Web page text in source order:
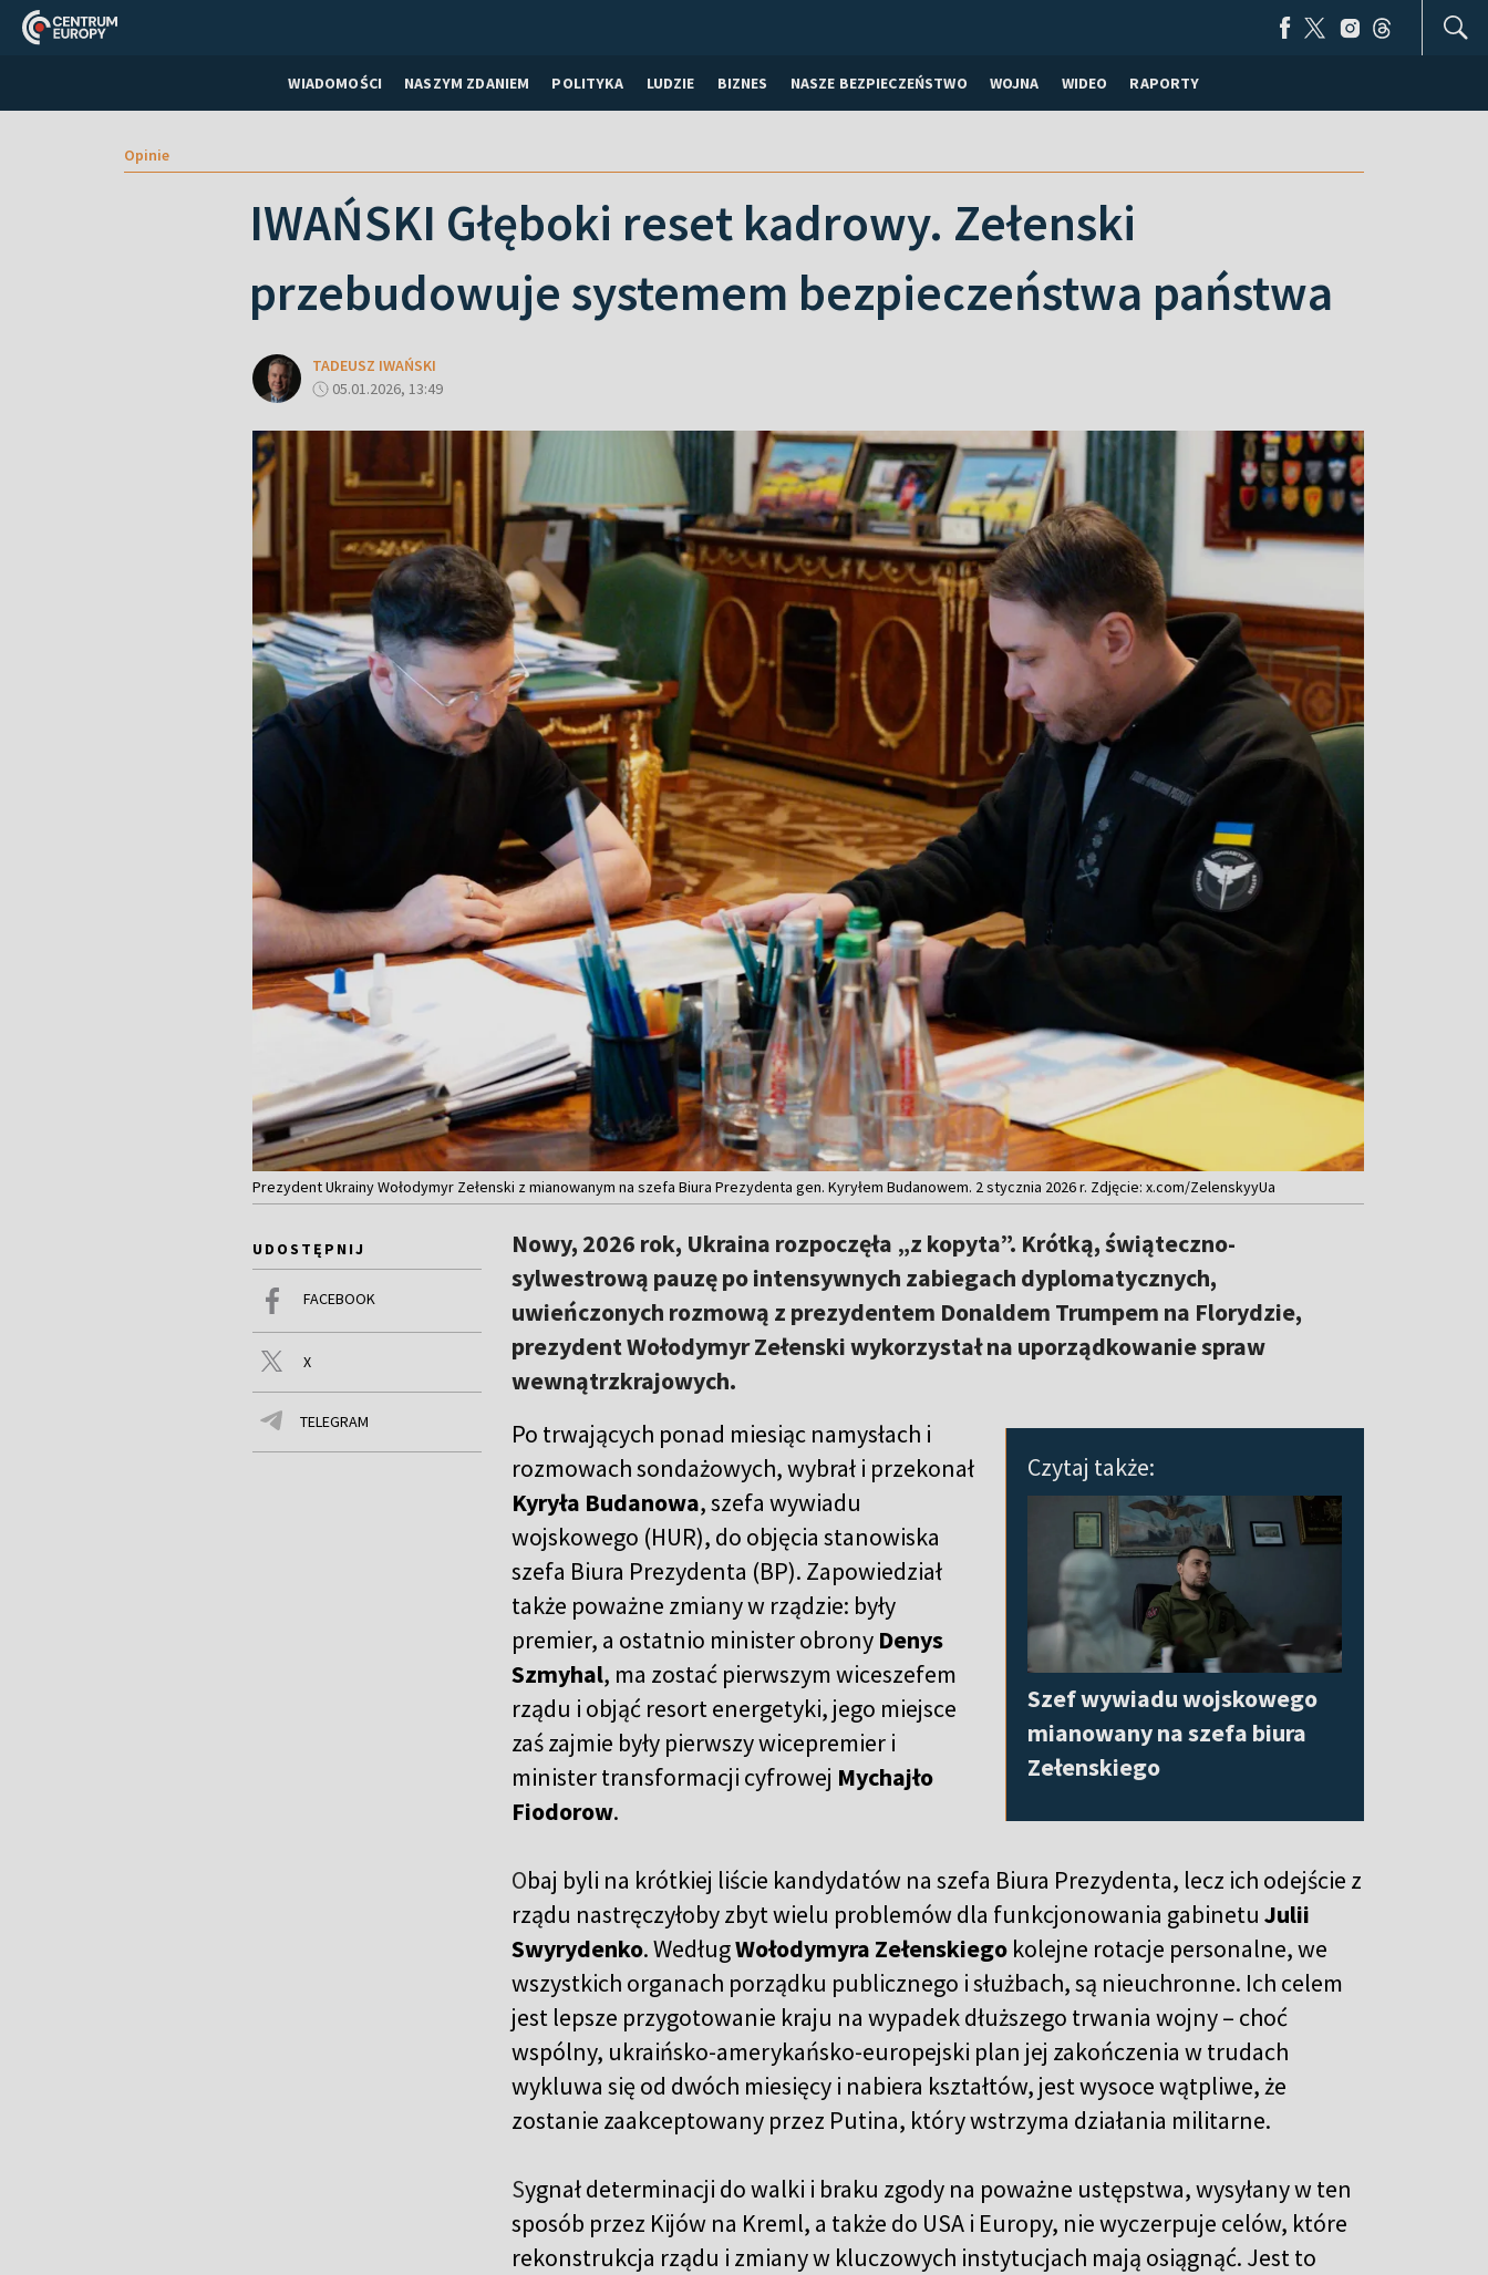
WIADOMOŚCI NASZYM ZDANIEM POLITYKA LUDZIE BIZNES NASZE BEZPIECZEŃSTWO WOJNA WIDEO RAPORTY
Opinie
IWAŃSKI Głęboki reset kadrowy. Zełenski
przebudowuje systemem bezpieczeństwa państwa
TADEUSZ IWAŃSKI
05.01.2026, 13:49
Prezydent Ukrainy Wołodymyr Zełenski z mianowanym na szefa Biura Prezydenta gen. Kyryłem Budanowem. 2 stycznia 2026 r. Zdjęcie: x.com/ZelenskyyUa
UDOSTĘPNIJ
FACEBOOK
X
TELEGRAM
Nowy, 2026 rok, Ukraina rozpoczęła „z kopyta”. Krótką, świąteczno-
sylwestrową pauzę po intensywnych zabiegach dyplomatycznych,
uwieńczonych rozmową z prezydentem Donaldem Trumpem na Florydzie,
prezydent Wołodymyr Zełenski wykorzystał na uporządkowanie spraw
wewnątrzkrajowych.
Czytaj także:
Szef wywiadu wojskowego
mianowany na szefa biura
Zełenskiego
Po trwających ponad miesiąc namysłach i
rozmowach sondażowych, wybrał i przekonał
Kyryła Budanowa, szefa wywiadu
wojskowego (HUR), do objęcia stanowiska
szefa Biura Prezydenta (BP). Zapowiedział
także poważne zmiany w rządzie: były
premier, a ostatnio minister obrony Denys
Szmyhal, ma zostać pierwszym wiceszefem
rządu i objąć resort energetyki, jego miejsce
zaś zajmie były pierwszy wicepremier i
minister transformacji cyfrowej Mychajło
Fiodorow.
Obaj byli na krótkiej liście kandydatów na szefa Biura Prezydenta, lecz ich odejście z
rządu nastręczyłoby zbyt wielu problemów dla funkcjonowania gabinetu Julii
Swyrydenko. WedługWołodymyra Zełenskiego kolejne rotacje personalne, we
wszystkich organach porządku publicznego i służbach, są nieuchronne. Ich celem
jest lepsze przygotowanie kraju na wypadek dłuższego trwania wojny – choć
wspólny, ukraińsko-amerykańsko-europejski plan jej zakończenia w trudach
wykluwa się od dwóch miesięcy i nabiera kształtów, jest wysoce wątpliwe, że
zostanie zaakceptowany przez Putina, który wstrzyma działania militarne.
Sygnał determinacji do walki i braku zgody na poważne ustępstwa, wysyłany w ten
sposób przez Kijów na Kreml, a także do USA i Europy, nie wyczerpuje celów, które
rekonstrukcja rządu i zmiany w kluczowych instytucjach mają osiągnąć. Jest to